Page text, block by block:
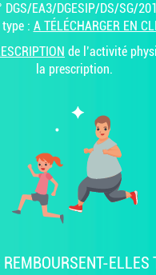
DGS/EA3/DGESIP/DS/SG/
: A TÉLÉCHARGER EN
de l’activité
la prescription.
ELLES